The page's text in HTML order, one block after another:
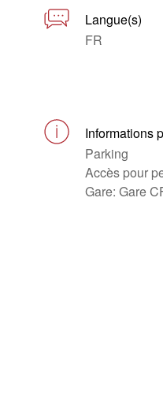
Langue(s)
FR
Informations
Parking
Accès pour
Gare: Gare